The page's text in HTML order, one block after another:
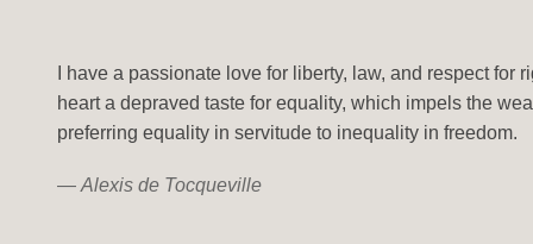
I have a passionate love for liberty, law, and respect
heart a depraved taste for equality, which impels the
preferring equality in servitude to inequality in freedom.
— Alexis de Tocqueville